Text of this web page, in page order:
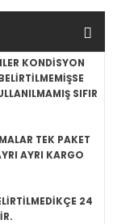
KONDİSYON
SIFIR
TEK PAKET
AYRI KARGO
24